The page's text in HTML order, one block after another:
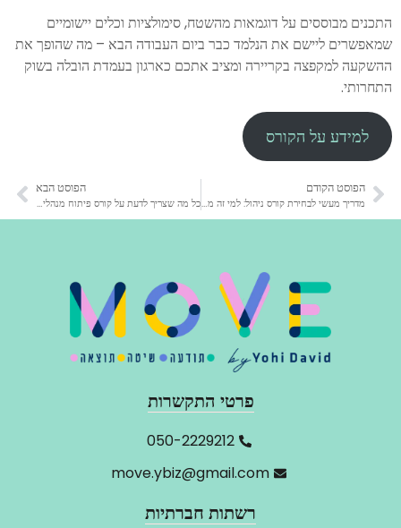
התכנים מבוססים על דוגמאות מהשטח, סימולציות וכלים יישומיים
שמאפשרים ליישם את הנלמד כבר ביום העבודה הבא – מה שהופך את
ההשקעה למקפצה בקריירה ומציב אתכם כארגון בעמדת הובלה בשוק
התחרותי.
למידע על הקורס
הפוסט הקודם
מדריך מעשי לבחירת קורס ניהול: למי זה מתאים, מה לומדים, ואיך זה משפיע על הקריירה?
הפוסט הבא
כל מה שצריך לדעת על קורס פיתוח מנהלים – יתרונות, תכנים והשוואת מסלולים
פרטי התקשרות
‬050-2229212
move.ybiz@gmail.com
רשתות חברתיות